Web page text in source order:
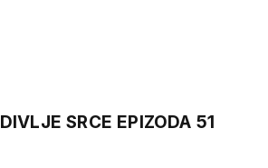
DIVLJE SRCE EPIZODA 51